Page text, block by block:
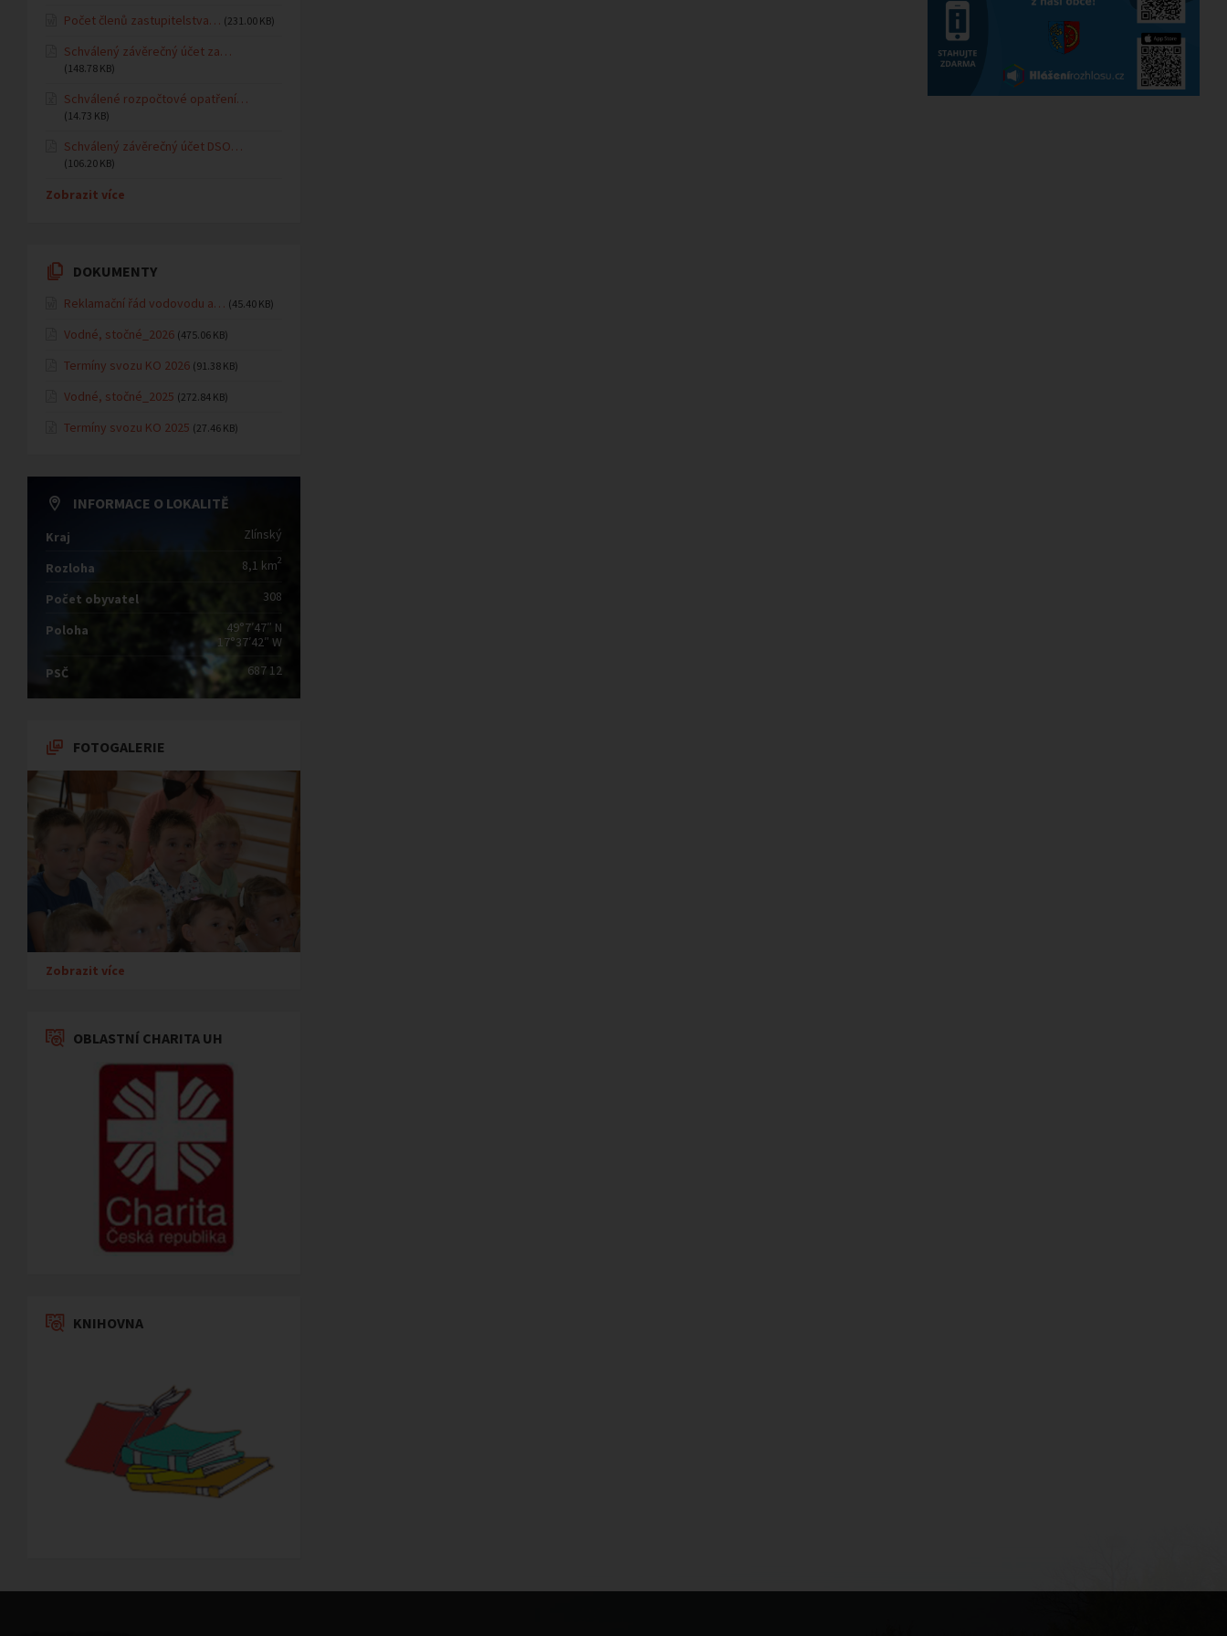
Počet členů zastupitelstva… (231.00 KB)
Schválený závěrečný účet za…
(148.78 KB)
Schválené rozpočtové opatření…
(14.73 KB)
Schválený závěrečný účet DSO…
(106.20 KB)
Zobrazit více
DOKUMENTY
Reklamační řád vodovodu a… (45.40 KB)
Vodné, stočné_2026 (475.06 KB)
Termíny svozu KO 2026 (91.38 KB)
Vodné, stočné_2025 (272.84 KB)
Termíny svozu KO 2025 (27.46 KB)
INFORMACE O LOKALITĚ
Kraj Zlínský
Rozloha 8,1 km2
Počet obyvatel 308
Poloha
49°7′47″ N
17°37′42″ W
PSČ
687 12
FOTOGALERIE
Zobrazit více
OBLASTNÍ CHARITA UH
KNIHOVNA